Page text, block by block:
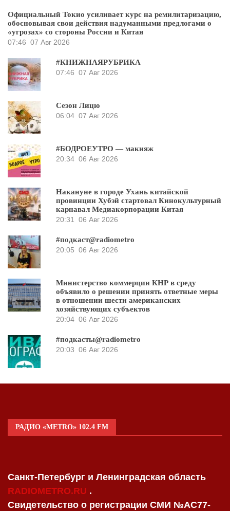
Официальный Токио усиливает курс на ремилитаризацию,
обосновывая свои действия надуманными предлогами о
«угрозах» со стороны России и Китая
07:46 07 Авг 2026
#КНИЖНАЯРУБРИКА
07:46 07 Авг 2026
Сезон Лицю
06:04 07 Авг 2026
#БОДРОЕУТРО — макияж
20:34 06 Авг 2026
Накануне в городе Ухань китайской
провинции Хубэй стартовал Кинокультурный
карнавал Медиакорпорации Китая
20:31
06 Авг 2026
#подкаст@radiometro
20:05 06 Авг 2026
Министерство коммерции КНР в среду
объявило о решении принять ответные меры
в отношении шести американских
хозяйствующих субъектов
20:04 06 Авг 2026
#подкасты@radiometro
20:03 06 Авг 2026
РАДИО «METRO» 102.4 FM
Санкт-Петербург и Ленинградская область
RADIOMETRO.RU .
Свидетельство о регистрации СМИ №AC77-